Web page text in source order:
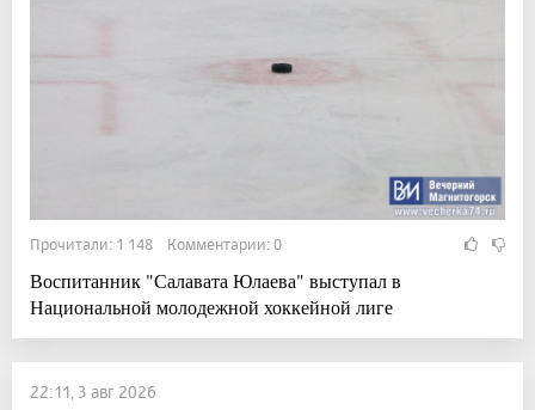
Прочитали: 1 148 Комментарии: 0
Воспитанник "Салавата Юлаева" выступал в
Национальной молодежной хоккейной лиге
22:11, 3 авг 2026